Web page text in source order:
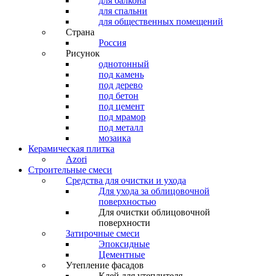
для спальни
для общественных помещений
Страна
Россия
Рисунок
однотонный
под камень
под дерево
под бетон
под цемент
под мрамор
под металл
мозаика
Керамическая плитка
Azori
Строительные смеси
Средства для очистки и ухода
Для ухода за облицовочной
поверхностью
Для очистки облицовочной
поверхности
Затирочные смеси
Эпоксидные
Цементные
Утепление фасадов